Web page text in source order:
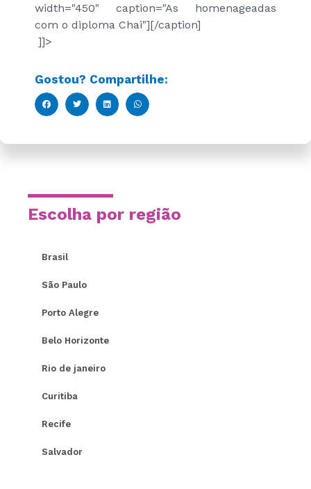
width="450" caption="As homenageadas
com o diploma Chai"][/caption]
]]>
Gostou? Compartilhe:
Escolha por região
Brasil
São Paulo
Porto Alegre
Belo Horizonte
Rio de janeiro
Curitiba
Recife
Salvador